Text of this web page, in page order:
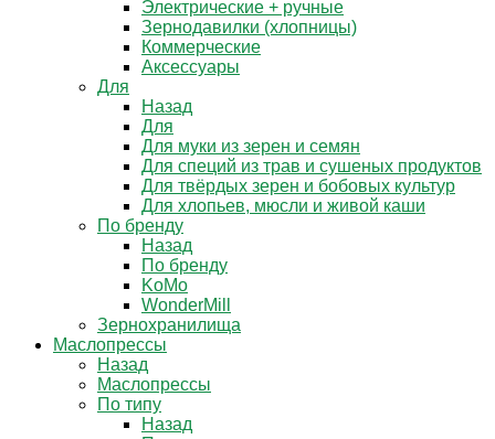
Электрические + ручные
Зернодавилки (хлопницы)
Коммерческие
Аксессуары
Для
Назад
Для
Для муки из зерен и семян
Для специй из трав и сушеных продуктов
Для твёрдых зерен и бобовых культур
Для хлопьев, мюсли и живой каши
По бренду
Назад
По бренду
KoMo
WonderMill
Зернохранилища
Маслопрессы
Назад
Маслопрессы
По типу
Назад